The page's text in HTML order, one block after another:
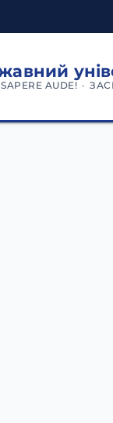
SAPERE AUDE! ·